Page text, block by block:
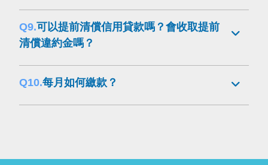
Q9.可以提前清償信用貸款嗎？會收取提前
清償違約金嗎？
Q10.每月如何繳款？